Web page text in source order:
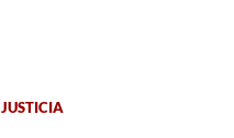
JUSTICIA